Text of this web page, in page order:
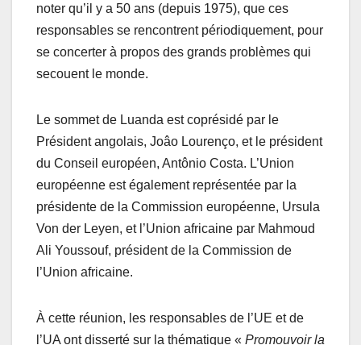
noter qu’il y a 50 ans (depuis 1975), que ces
responsables se rencontrent périodiquement, pour
se concerter à propos des grands problèmes qui
secouent le monde.
Le sommet de Luanda est coprésidé par le
Président angolais, Joâo Lourenço, et le président
du Conseil européen, Antônio Costa. L’Union
européenne est également représentée par la
présidente de la Commission européenne, Ursula
Von der Leyen, et l’Union africaine par Mahmoud
Ali Youssouf, président de la Commission de
l’Union africaine.
À cette réunion, les responsables de l’UE et de
l’UA ont disserté sur la thématique « Promouvoir la